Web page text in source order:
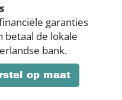
garanties
betaal de lokale
bank.
op maat